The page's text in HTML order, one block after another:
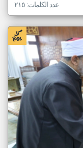
عدد الكلمات: ٢١٥